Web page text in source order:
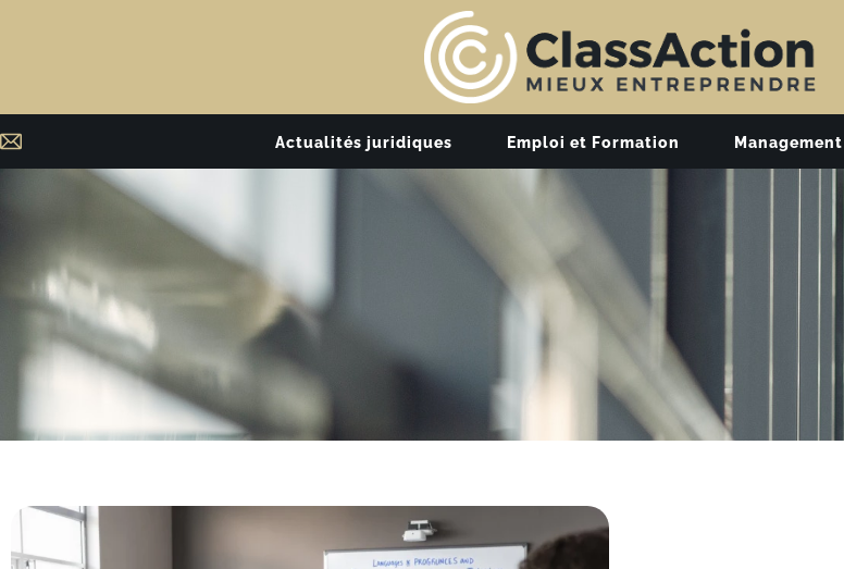
Actualités juridiques Emploi et Formation Management